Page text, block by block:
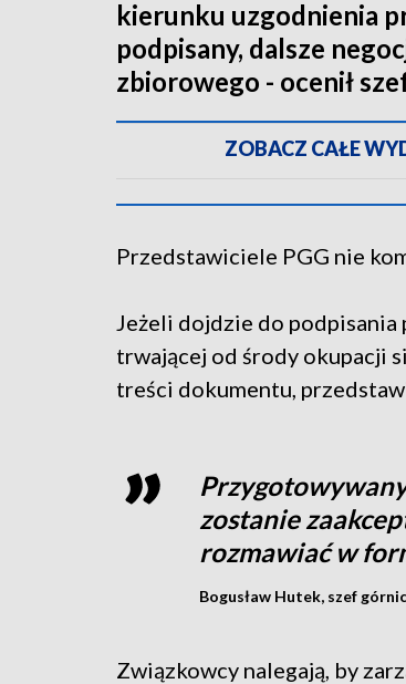
kierunku uzgodnienia
podpisany, dalsze
zbiorowego - ocenił
ZOBACZ CAŁE
Przedstawiciele PGG nie
Jeżeli dojdzie do
trwającej od środy okupacji
treści dokumentu,
zostanie
rozmawiać w
Bogusław Hutek, szef
Związkowcy nalegają, by